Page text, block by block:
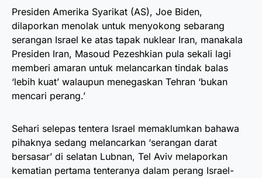
Presiden Amerika Syarikat (AS), Joe Biden,
dilaporkan menolak untuk menyokong sebarang
serangan Israel ke atas tapak nuklear Iran, manakala
Presiden Iran, Masoud Pezeshkian pula sekali lagi
memberi amaran untuk melancarkan tindak balas
‘lebih kuat’ walaupun menegaskan Tehran ‘bukan
mencari perang.’
Sehari selepas tentera Israel memaklumkan bahawa
pihaknya sedang melancarkan ‘serangan darat
bersasar’ di selatan Lubnan, Tel Aviv melaporkan
kematian pertama tenteranya dalam perang Israel-